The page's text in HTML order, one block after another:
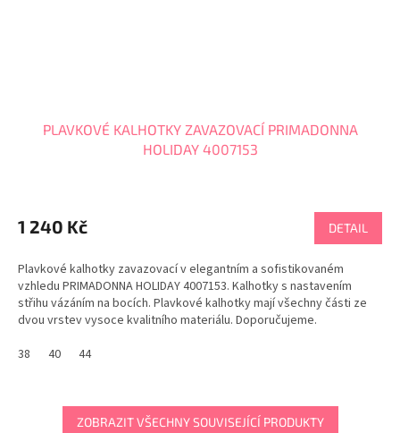
PLAVKOVÉ KALHOTKY ZAVAZOVACÍ PRIMADONNA
HOLIDAY 4007153
1 240 Kč DETAIL
Plavkové kalhotky zavazovací v elegantním a sofistikovaném
vzhledu PRIMADONNA HOLIDAY 4007153. Kalhotky s nastavením
střihu vázáním na bocích. Plavkové kalhotky mají všechny části ze
dvou vrstev vysoce kvalitního materiálu. Doporučujeme.
38
40 44
ZOBRAZIT VŠECHNY SOUVISEJÍCÍ PRODUKTY